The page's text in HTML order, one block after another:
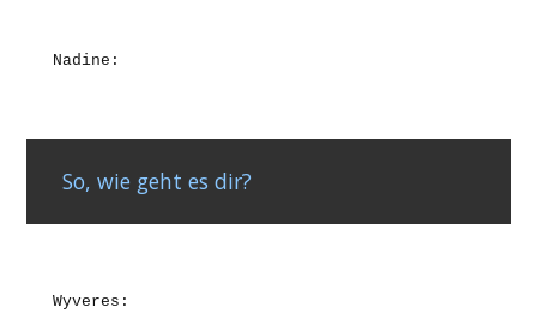
Nadine:
So, wie geht es dir?
Wyveres: